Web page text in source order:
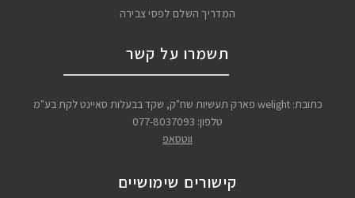
המדריך השלם לפסי צבירה
תשמרו על קשר
כתובת: welight פארק תעשיות שח"ק, שקד בבעלות סאיינט לקת בע"מ
טלפון: 077-8037093
ווטסאפ
קישורים שימושיים